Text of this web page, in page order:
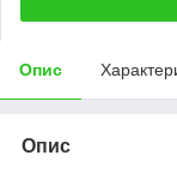
Опис
Опис